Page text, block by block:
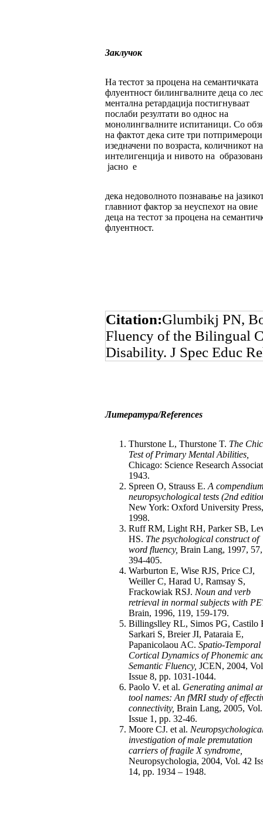
Заклучок
На тестот за процена на семантичката
флуентност билингвалните деца со
ментална ретардација постигнуваат
послаби резултати во однос на
монолингвалните испитаници. Со
на фактот дека сите три потпримероци
изедначени по возраста, количникот на
интелигенција и нивото на
јасно е
дека недоволното познавање на
главниот фактор за неуспехот на овие
деца на тестот за процена на
флуентност.
Citation:Glumbikj PN,
Fluency of the Bilingual
Disability. J Spec Educ
Литература/References
Thurstone L, Thurstone T. The
Test of Primary Mental Abilities,
Chicago: Science Research
1943.
Spreen O, Strauss E. A
neuropsychological tests (2nd
New York: Oxford University Press,
1998.
Ruff RM, Light RH, Parker SB,
HS. The psychological construct of
word fluency, Brain Lang, 1997, 57,
394-405.
Warburton E, Wise RJS, Price CJ,
Weiller C, Harad U, Ramsay S,
Frackowiak RSJ. Noun and verb
retrieval in normal subjects with
Brain, 1996, 119, 159-179.
Billingslley RL, Simos PG, Castilo
Sarkari S, Breier JI, Pataraia E,
Papanicolaou AC. Spatio-Temporal
Cortical Dynamics of Phonemic
Semantic Fluency, JCEN, 2004,
Issue 8, pp. 1031-1044.
Paolo V. et al. Generating animal
tool names: An fMRI study of
connectivity, Brain Lang, 2005,
Issue 1, pp. 32-46.
Moore CJ. et al.
investigation of male premutation
carriers of fragile X syndrome,
Neuropsychologia, 2004, Vol. 42
14, pp. 1934 – 1948.